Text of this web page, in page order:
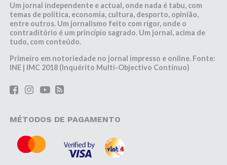
Um jornal independente e actual, onde nada é tabu, com
temas de política, economia, cultura, desporto, opinião,
entre outros. Um jornalismo feito com rigor, onde o
contraditório é um princípio sagrado. Um jornal, acima de
tudo, com conteúdo.
Primeiro em notoriedade no jornal impresso e online. Fonte:
INE | IMC 2018 (Inquérito Multi-Objectivo Contínuo)
MÉTODOS DE PAGAMENTO